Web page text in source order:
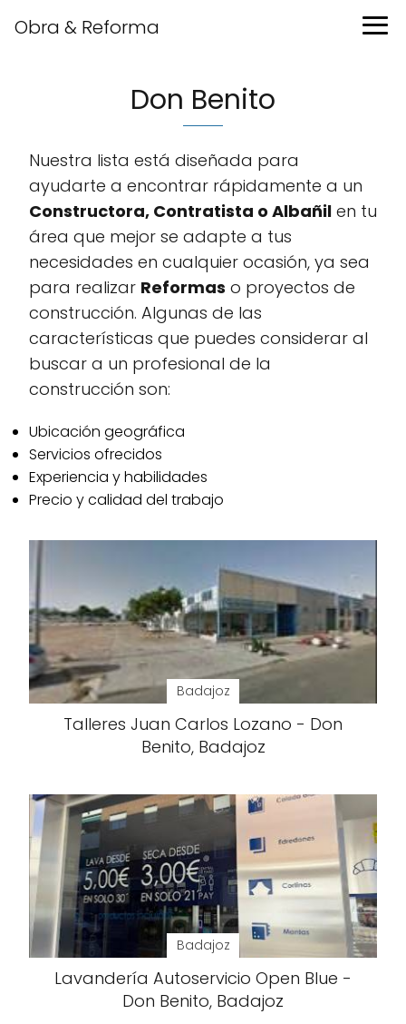
Obra & Reforma
Don Benito
Nuestra lista está diseñada para
ayudarte a encontrar rápidamente a un
Constructora, Contratista o Albañil en tu
área que mejor se adapte a tus
necesidades en cualquier ocasión, ya sea
para realizar Reformas o proyectos de
construcción. Algunas de las
características que puedes considerar al
buscar a un profesional de la
construcción son:
Ubicación geográfica
Servicios ofrecidos
Experiencia y habilidades
Precio y calidad del trabajo
Badajoz
Talleres Juan Carlos Lozano - Don
Benito, Badajoz
Badajoz
Lavandería Autoservicio Open Blue -
Don Benito, Badajoz